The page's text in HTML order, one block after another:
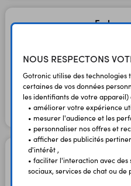
9,90
En stock
Code :
NOUS RESPECTONS
Gotronic utilise des technologies
certaines de vos données
les identifiants de votre appareil)
• améliorer votre expérience
• mesurer l'audience et les
• personnaliser nos offres et
• afficher des publicités
d'intérêt ,
• faciliter l'interaction avec des
sociaux, services de chat ou de